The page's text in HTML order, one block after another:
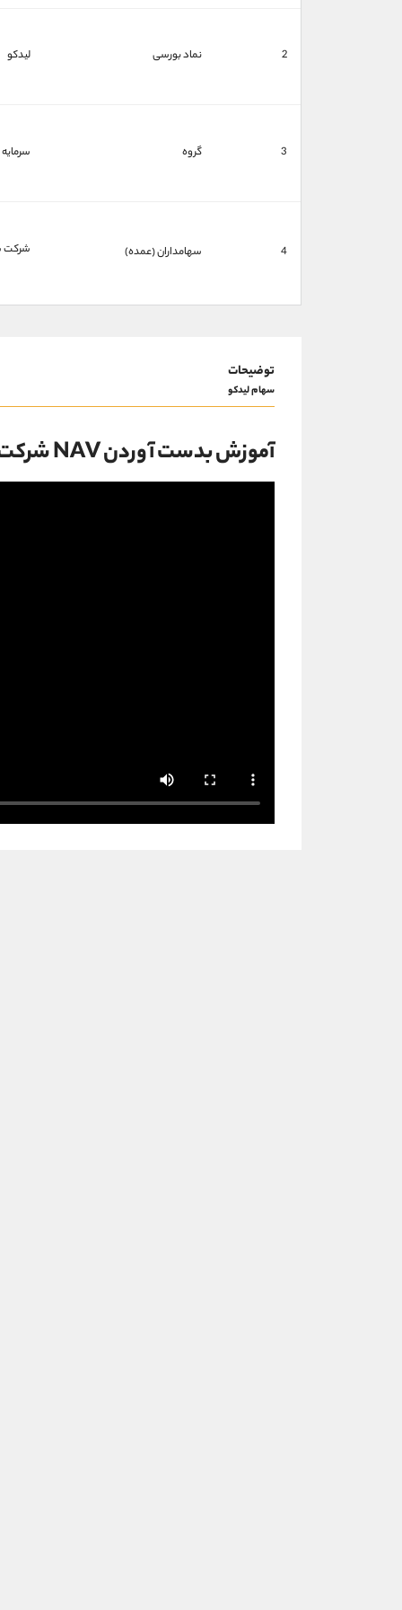
2 نماد بورسی لیدکو
3 گروه
4 سهامداران (عمده) شركت
توضیحات
سهام لیدکو
آموزش بدست آوردن NAV شرکت های سرمایه گذاری